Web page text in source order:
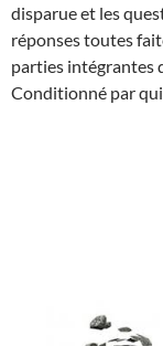
disparue et les
réponses toutes
parties intégrantes
Conditionné par